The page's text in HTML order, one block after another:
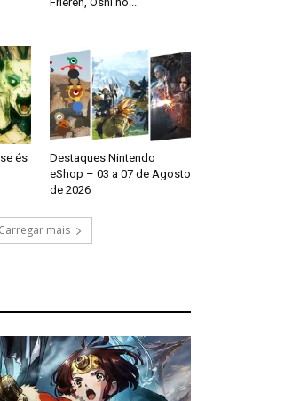
és
Destaques Nintendo
eShop – 03 a 07 de Agosto
de 2026
Carregar mais